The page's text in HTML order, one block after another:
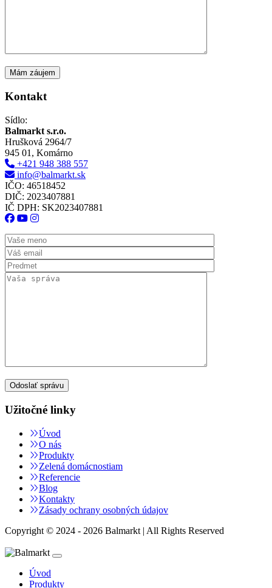
Kontakt
Sídlo:
Balmarkt s.r.o.
Hrušková 2964/7
945 01, Komárno
+421 948 388 557
info@balmarkt.sk
IČO: 46518452
DIČ: 2023407881
IČ DPH: SK2023407881
Užitočné linky
Úvod
O nás
Produkty
Zelená domácnostiam
Referencie
Blog
Kontakty
Zásady ochrany osobných údajov
Copyright © 2024 - 2026 Balmarkt | All Rights Reserved
Úvod
Produkty